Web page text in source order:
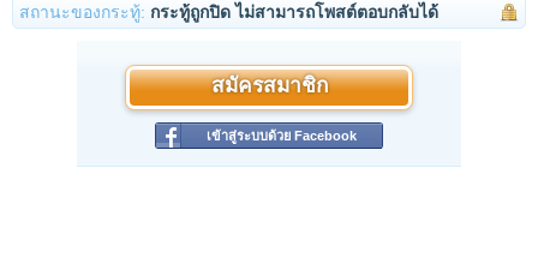
สถานะของกระทู้: กระทู้ถูกปิด ไม่สามารถโพสต์ตอบกลับได้
สมัครสมาชิก
เข้าสู่ระบบด้วย Facebook